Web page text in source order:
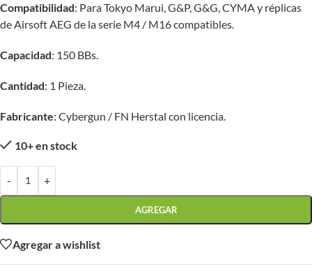
Compatibilidad: Para Tokyo Marui, G&P, G&G, CYMA y réplicas
de Airsoft AEG de la serie M4 / M16 compatibles.
Capacidad: 150 BBs.
Cantidad: 1 Pieza.
Fabricante: Cybergun / FN Herstal con licencia.
10+ en stock
- +
AGREGAR
Agregar a wishlist